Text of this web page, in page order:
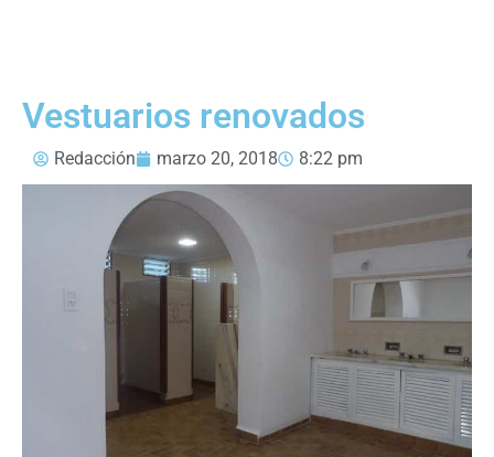
Vestuarios renovados
Redacción marzo 20, 2018 8:22 pm